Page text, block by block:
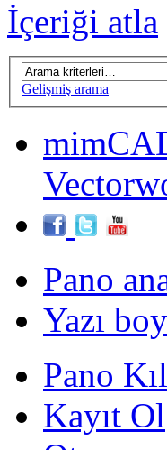
İçeriği atla
Gelişmiş arama
Pano
Yazı
Pano
Kayıt Ol